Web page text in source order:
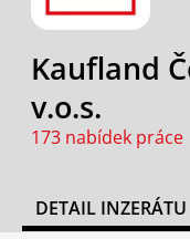
Kaufland
v.o.s.
173 nabídek práce
DETAIL INZERÁTU